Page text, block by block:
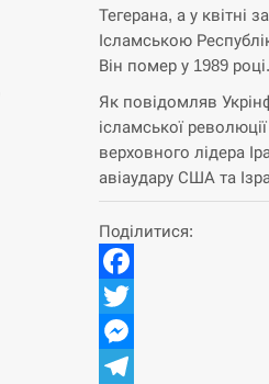
Тегерана, а у квітні
Ісламською
Він помер у 1989 році.
Як повідомляв
ісламської
верховного лідера
авіаудару США та
Поділитися:
Facebook
Twitter
Messenger